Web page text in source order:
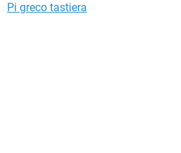
Pi greco tastiera